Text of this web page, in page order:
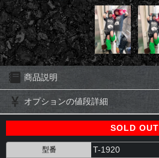
商品説明
オプションの値段詳細
SOLD OUT
型番 T-1920